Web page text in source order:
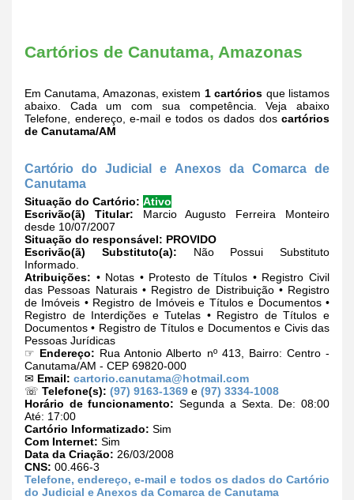
Cartórios de Canutama, Amazonas
Em Canutama, Amazonas, existem 1 cartórios que listamos
abaixo. Cada um com sua competência. Veja abaixo
Telefone, endereço, e-mail e todos os dados dos cartórios
de Canutama/AM
Cartório do Judicial e Anexos da Comarca de
Canutama
Situação do Cartório: Ativo
Escrivão(ã) Titular: Marcio Augusto Ferreira Monteiro
desde 10/07/2007
Situação do responsável: PROVIDO
Escrivão(ã) Substituto(a): Não Possui Substituto
Informado.
Atribuições: • Notas • Protesto de Títulos • Registro Civil
das Pessoas Naturais • Registro de Distribuição • Registro
de Imóveis • Registro de Imóveis e Títulos e Documentos •
Registro de Interdições e Tutelas • Registro de Títulos e
Documentos • Registro de Títulos e Documentos e Civis das
Pessoas Jurídicas
☞ Endereço: Rua Antonio Alberto nº 413, Bairro: Centro -
Canutama/AM - CEP 69820-000
✉ Email: cartorio.canutama@hotmail.com
☏ Telefone(s): (97) 9163-1369 e (97) 3334-1008
Horário de funcionamento: Segunda a Sexta. De: 08:00
Até: 17:00
Cartório Informatizado: Sim
Com Internet: Sim
Data da Criação: 26/03/2008
CNS: 00.466-3
Telefone, endereço, e-mail e todos os dados do Cartório
do Judicial e Anexos da Comarca de Canutama